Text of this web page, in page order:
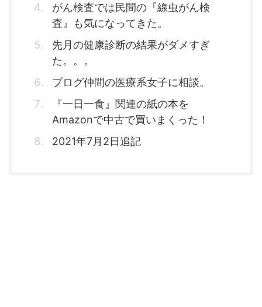
がん検査では民間の『線虫がん検
査』も気になってきた。
先月の健康診断の結果がダメすぎ
た。。。
ブログ仲間の医療系女子に相談。
『一日一食』関連の紙の本を
Amazonで中古で買いまくった！
2021年7月2日追記